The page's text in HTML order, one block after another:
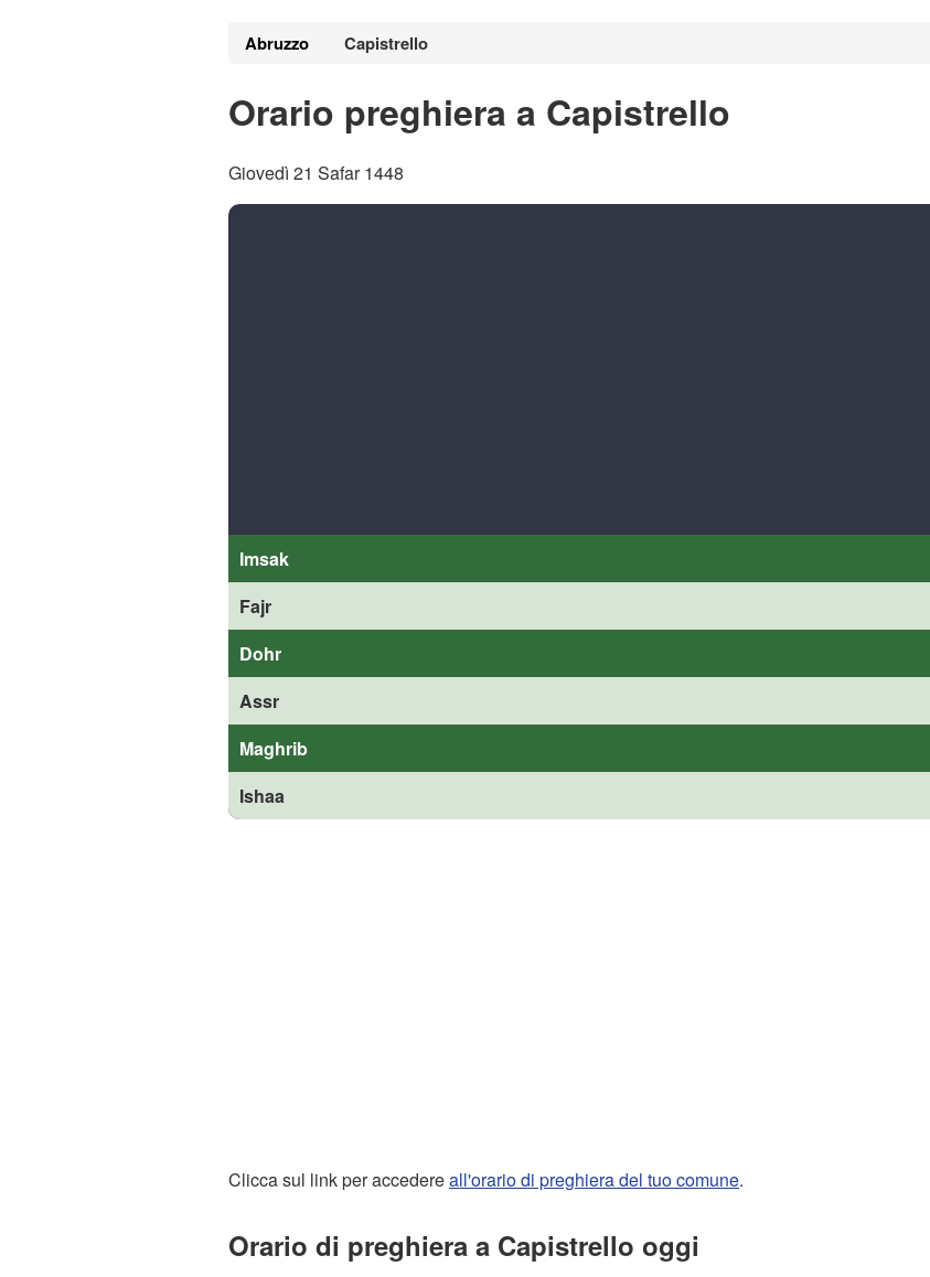
Abruzzo Capistrello
Orario preghiera a Capistrello
Giovedì 21 Safar 1448
Imsak
Fajr
Dohr
Assr
Maghrib
Ishaa
Clicca sul link per accedereall'orario di preghiera del tuo comune.
Orario di preghiera a Capistrello oggi